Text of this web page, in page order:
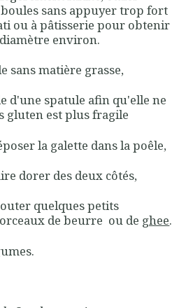
sans appuyer trop fort
ou à pâtisserie pour obtenir
environ.
sans matière grasse,
d'une spatule afin qu'elle ne
gluten est plus fragile
la galette dans la poêle,
dorer des deux côtés,
quelques petits
de beurre ou de ghee.